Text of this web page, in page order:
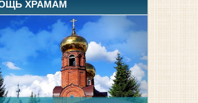
ХРАМАМ